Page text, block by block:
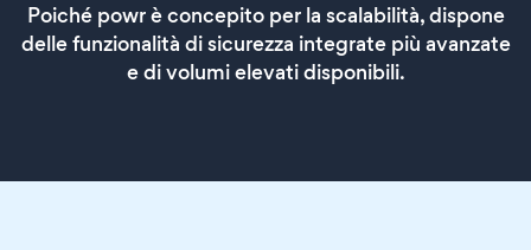
Poiché powr è concepito per la scalabilità, dispone
delle funzionalità di sicurezza integrate più avanzate
e di volumi elevati disponibili.